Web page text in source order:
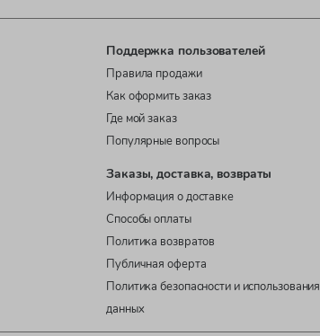
Поддержка пользователей
Правила продажи
Как оформить заказ
Где мой заказ
Популярные вопросы
Заказы, доставка, возвраты
Информация о доставке
Способы оплаты
Политика возвратов
Публичная оферта
Политика безопасности и использования
данных